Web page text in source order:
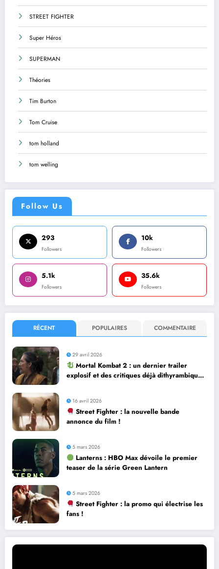
STREET FIGHTER
Super Héros
SUPERMAN
Théories
Tim Burton
Tom Cruise
tom holland
tom welling
Follow Us
293
Followers
10k
Followers
5.1k
Followers
35.6k
Followers
RÉCENT POPULAIRES COMMENTAIRE
29 avril 2026
Mortal Kombat 2 : un dernier trailer
explosif et des critiques déjà dithyrambiques
16 avril 2026
Street Fighter : la nouvelle bande
annonce du film !
5 mars 2026
Lanterns : HBO Max dévoile le premier
teaser de la série Green Lantern
5 mars 2026
Street Fighter : la promo qui électrise les
fans !